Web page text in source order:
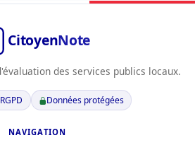
des services publics locaux.
Données protégées
NAVIGATION